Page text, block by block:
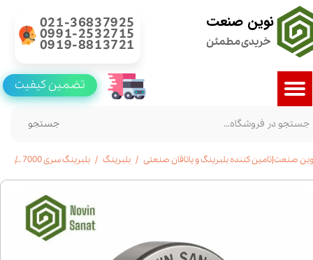
نوین صنعت
خریدی مطمئن
021-36837925
0991-2532715
0919-8813721
جستجو
تضمین کیفیت
صنعت|تامین کننده بلبرینگ و یاتاقان صنعتی بلبرینگ بلبرینگ سری 7000